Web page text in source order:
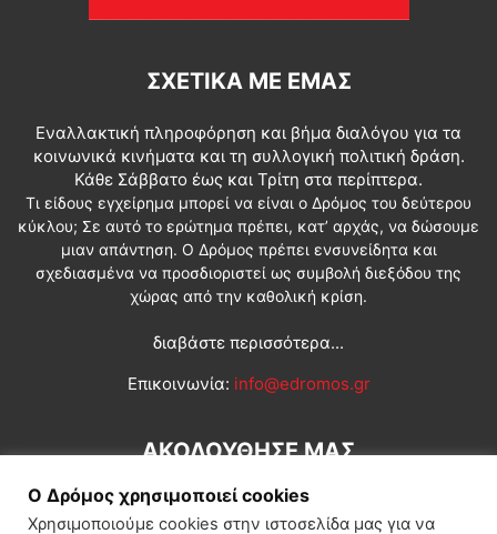
ΣΧΕΤΙΚΆ ΜΕ ΕΜΆΣ
Εναλλακτική πληροφόρηση και βήμα διαλόγου για τα
κοινωνικά κινήματα και τη συλλογική πολιτική δράση.
Κάθε Σάββατο έως και Τρίτη στα περίπτερα.
Τι είδους εγχείρημα μπορεί να είναι ο Δρόμος του δεύτερου
κύκλου; Σε αυτό το ερώτημα πρέπει, κατ’ αρχάς, να δώσουμε
μιαν απάντηση. Ο Δρόμος πρέπει ενσυνείδητα και
σχεδιασμένα να προσδιοριστεί ως συμβολή διεξόδου της
χώρας από την καθολική κρίση.
διαβάστε περισσότερα...
Επικοινωνία: info@edromos.gr
ΑΚΟΛΟΥΘΗΣΕ ΜΑΣ
Ο Δρόμος χρησιμοποιεί cookies
Χρησιμοποιούμε cookies στην ιστοσελίδα μας για να